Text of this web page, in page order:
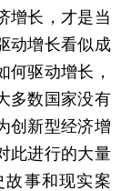
增长，才是当
动增长看似成
何驱动增长，
多数国家没有
创新型经济增
此进行的大量
事和现实案